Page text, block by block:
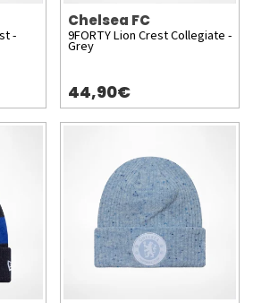
-
Chelsea FC
9FORTY Lion Crest Collegiate -
Grey
44,90€